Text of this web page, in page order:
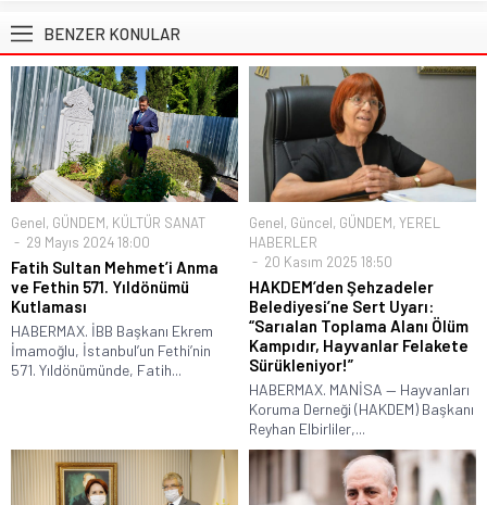
BENZER KONULAR
Genel, GÜNDEM, KÜLTÜR SANAT
29 Mayıs 2024 18:00
Fatih Sultan Mehmet’i Anma
ve Fethin 571. Yıldönümü
Kutlaması
HABERMAX. İBB Başkanı Ekrem
İmamoğlu, İstanbul’un Fethi’nin
571. Yıldönümünde, Fatih...
Genel, Güncel, GÜNDEM, YEREL
HABERLER
20 Kasım 2025 18:50
HAKDEM’den Şehzadeler
Belediyesi’ne Sert Uyarı:
“Sarıalan Toplama Alanı Ölüm
Kampıdır, Hayvanlar Felakete
Sürükleniyor!”
HABERMAX. MANİSA — Hayvanları
Koruma Derneği (HAKDEM) Başkanı
Reyhan Elbirliler,...